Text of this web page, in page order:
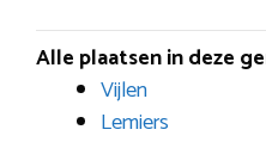
Alle plaatsen in deze
Vijlen
Lemiers